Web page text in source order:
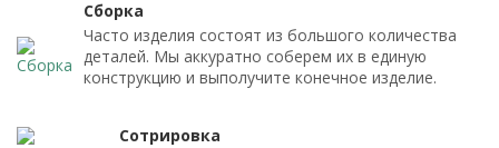
Сборка
Часто изделия состоят из большого количества
деталей. Мы аккуратно соберем их в единую
конструкцию и выполучите конечное изделие.
Сотрировка